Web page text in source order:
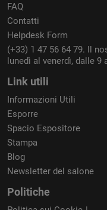
FAQ
Contatti
Helpdesk Form
(+33) 1 47 56 64 79. Il
lunedì al venerdì, dalle 9
Link utili
Informazioni Utili
Esporre
Spacio Espositore
Stampa
Blog
Newsletter del salone
Politiche